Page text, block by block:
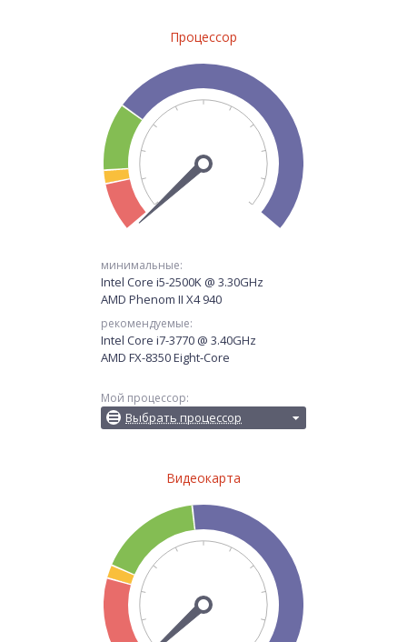
Процессор
минимальные:
Intel Core i5-2500K @ 3.30GHz
AMD Phenom II X4 940
рекомендуемые:
Intel Core i7-3770 @ 3.40GHz
AMD FX-8350 Eight-Core
Мой процессор:
Выбрать процессор
Видеокарта